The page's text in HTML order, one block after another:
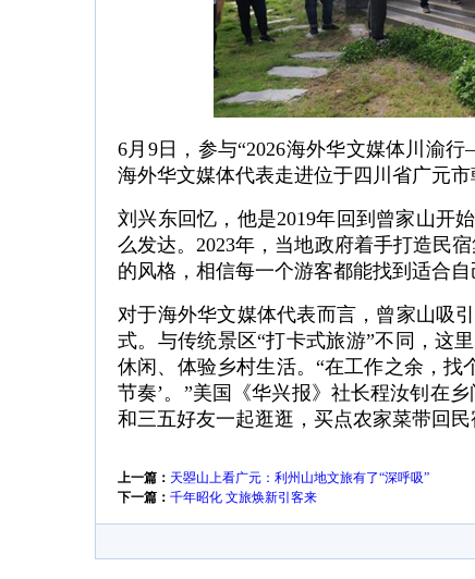
6月9日，参与“2026海外华文媒体川渝
海外华文媒体代表走进位于四川省广元
刘兴东回忆，他是2019年回到曾家山开
么发达。2023年，当地政府着手打造民
的风格，相信每一个游客都能找到适合自
对于海外华文媒体代表而言，曾家山吸
式。与传统景区“打卡式旅游”不同，这
休闲、体验乡村生活。“在工作之余，找
节奏’。”美国《华兴报》社长程汝钊在
和三五好友一起逛逛，买点农家菜带回
上一篇： 天曌山上看广元：利州山地文旅有了“深呼吸”
下一篇： 千年昭化 文旅焕新引客来